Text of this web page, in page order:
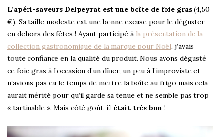
L’apéri-saveurs Delpeyrat est une boîte de foie gras (4,50
€). Sa taille modeste est une bonne excuse pour le déguster
en dehors des fêtes ! Ayant participé à la présentation de la
collection gastronomique de la marque pour Noël, j’avais
toute confiance en la qualité du produit. Nous avons dégusté
ce foie gras à l’occasion d’un dîner, un peu à l’improviste et
n’avions pas eu le temps de mettre la boîte au frigo mais cela
aurait mérité pour qu’il garde sa tenue et ne semble pas trop
« tartinable ». Mais côté goût, il était très bon !